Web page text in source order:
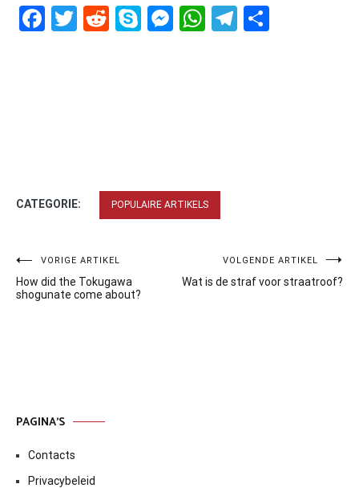
Facebook
Twitter
RedditSkypeMessenger
WhatsApp
Telegram
CATEGORIE: POPULAIRE ARTIKELS
Bericht
navigatie
VORIGE ARTIKEL
How did the Tokugawa
shogunate come about?
VOLGENDE ARTIKEL
Wat is de straf voor straatroof?
PAGINA’S
Contacts
Privacybeleid